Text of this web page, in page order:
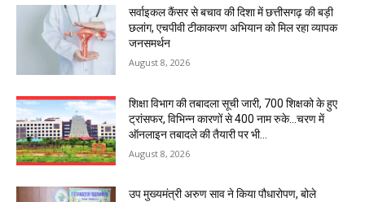
सर्वाइकल कैंसर से बचाव की दिशा में छत्तीसगढ़ की बड़ी
छलांग, एचपीवी टीकाकरण अभियान को मिल रहा व्यापक
जनसमर्थन
August 8, 2026
शिक्षा विभाग की तबादला सूची जारी, 700 शिक्षको के हुए
ट्रांसफर, विभिन्न कारणों से 400 नाम रुके…चरण में
ऑनलाइन तबादले की तैयारी पर भी...
August 8, 2026
उप मुख्यमंत्री अरुण साव ने किया पौधारोपण, बोले